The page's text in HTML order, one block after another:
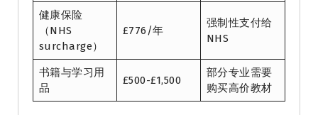
健康保险
（NHS
surcharge）
£776/年
强制性支付给
NHS
书籍与学习用
品
£500-£1,500
部分专业需要
购买高价教材